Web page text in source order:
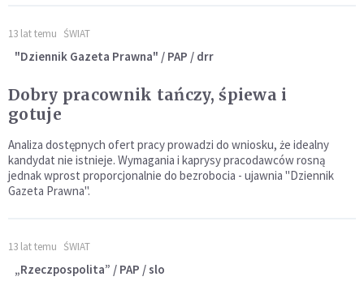
13 lat temu ŚWIAT
"Dziennik Gazeta Prawna" / PAP / drr
Dobry pracownik tańczy, śpiewa i
gotuje
Analiza dostępnych ofert pracy prowadzi do wniosku, że idealny
kandydat nie istnieje. Wymagania i kaprysy pracodawców rosną
jednak wprost proporcjonalnie do bezrobocia - ujawnia "Dziennik
Gazeta Prawna".
13 lat temu ŚWIAT
„Rzeczpospolita” / PAP / slo